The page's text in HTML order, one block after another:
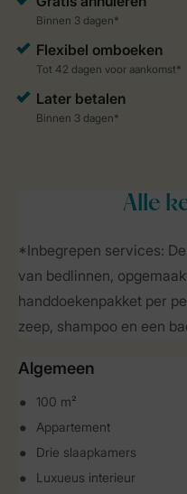
Alle
*Inbegrepen services:
van bedlinnen,
handdoekenpakket per
zeep, shampoo en een
Algemeen
100 m²
Appartement
Drie slaapkamers
Luxueus interieur